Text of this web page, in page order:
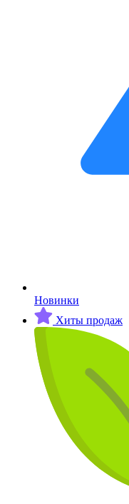
Новинки
Хиты продаж